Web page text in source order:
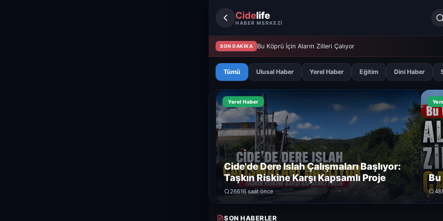
Cidelife
HABER MERKEZİ
SON DAKİKA Bu Köprü İçin Alarm Zilleri Çalıyor
Tümü Ulusal Haber Yerel Haber Eğitim Dini Haber
Yerel Haber
Cide'de Dere Islah Çalışmaları Başlıyor:
Taşkın Riskine Karşı Kapsamlı Proje
26616 saat önce
Bu
SON HABERLER